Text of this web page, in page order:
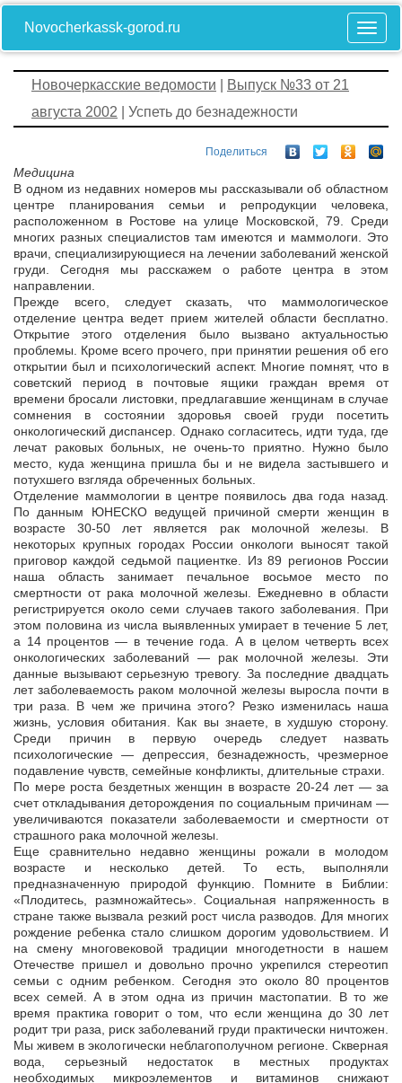
Novocherkassk-gorod.ru
Новочеркасские ведомости
Выпуск №33 от 21
августа 2002 | Успеть до безнадежности
Поделиться
Медицина
В одном из недавних номеров мы рассказывали об областном
центре планирования семьи и репродукции человека,
расположенном в Ростове на улице Московской, 79. Среди
многих разных специалистов там имеются и маммологи. Это
врачи, специализирующиеся на лечении заболеваний женской
груди. Сегодня мы расскажем о работе центра в этом
направлении.
Прежде всего, следует сказать, что маммологическое
отделение центра ведет прием жителей области бесплатно.
Открытие этого отделения было вызвано актуальностью
проблемы. Кроме всего прочего, при принятии решения об его
открытии был и психологический аспект. Многие помнят, что в
советский период в почтовые ящики граждан время от
времени бросали листовки, предлагавшие женщинам в случае
сомнения в состоянии здоровья своей груди посетить
онкологический диспансер. Однако согласитесь, идти туда, где
лечат раковых больных, не очень-то приятно. Нужно было
место, куда женщина пришла бы и не видела застывшего и
потухшего взгляда обреченных больных.
Отделение маммологии в центре появилось два года назад.
По данным ЮНЕСКО ведущей причиной смерти женщин в
возрасте 30-50 лет является рак молочной железы. В
некоторых крупных городах России онкологи выносят такой
приговор каждой седьмой пациентке. Из 89 регионов России
наша область занимает печальное восьмое место по
смертности от рака молочной железы. Ежедневно в области
регистрируется около семи случаев такого заболевания. При
этом половина из числа выявленных умирает в течение 5 лет,
а 14 процентов — в течение года. А в целом четверть всех
онкологических заболеваний — рак молочной железы. Эти
данные вызывают серьезную тревогу. За последние двадцать
лет заболеваемость раком молочной железы выросла почти в
три раза. В чем же причина этого? Резко изменилась наша
жизнь, условия обитания. Как вы знаете, в худшую сторону.
Среди причин в первую очередь следует назвать
психологические — депрессия, безнадежность, чрезмерное
подавление чувств, семейные конфликты, длительные страхи.
По мере роста бездетных женщин в возрасте 20-24 лет — за
счет откладывания деторождения по социальным причинам —
увеличиваются показатели заболеваемости и смертности от
страшного рака молочной железы.
Еще сравнительно недавно женщины рожали в молодом
возрасте и несколько детей. То есть, выполняли
предназначенную природой функцию. Помните в Библии:
«Плодитесь, размножайтесь». Социальная напряженность в
стране также вызвала резкий рост числа разводов. Для многих
рождение ребенка стало слишком дорогим удовольствием. И
на смену многовековой традиции многодетности в нашем
Отечестве пришел и довольно прочно укрепился стереотип
семьи с одним ребенком. Сегодня это около 80 процентов
всех семей. А в этом одна из причин мастопатии. В то же
время практика говорит о том, что если женщина до 30 лет
родит три раза, риск заболеваний груди практически ничтожен.
Мы живем в экологически неблагополучном регионе. Скверная
вода, серьезный недостаток в местных продуктах
необходимых микроэлементов и витаминов снижают